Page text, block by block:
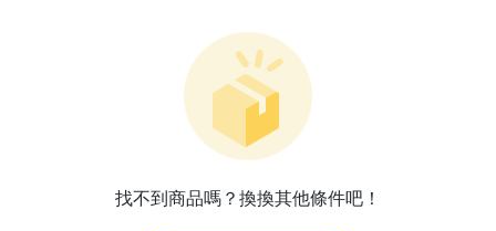
找不到商品嗎？換換其他條件吧！